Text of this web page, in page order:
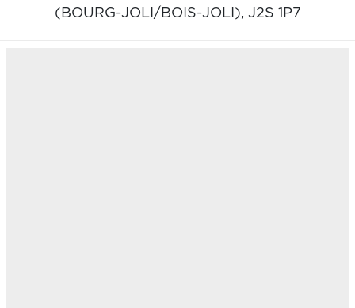
(BOURG-JOLI/BOIS-JOLI), J2S 1P7